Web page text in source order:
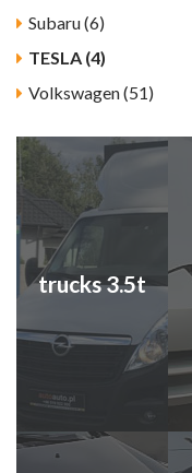
Subaru (6)
TESLA (4)
Volkswagen (51)
trucks 3.5t